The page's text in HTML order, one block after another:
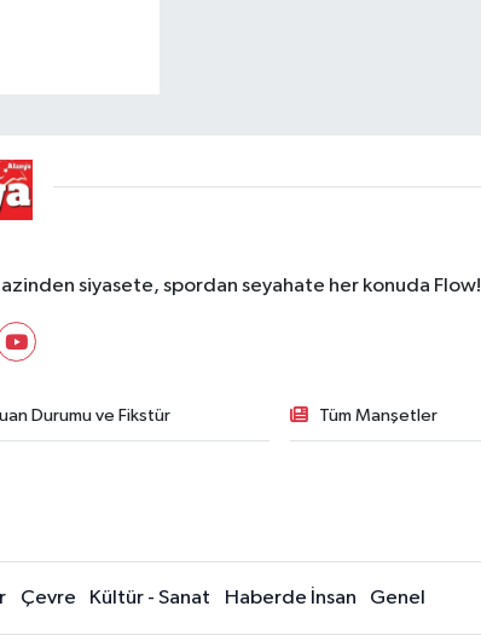
siyasete, spordan seyahate her konuda Flow!
Durumu ve Fikstür Tüm Manşetler
Çevre Kültür - Sanat Haberde İnsan Genel